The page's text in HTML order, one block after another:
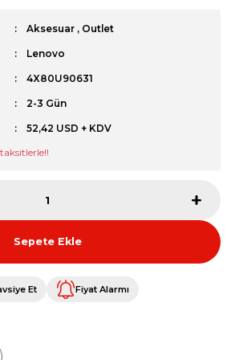
Aksesuar , Outlet
Lenovo
4X80U90631
2-3 Gün
52,42 USD + KDV
Sepete Ekle
Et Fiyat Alarmı